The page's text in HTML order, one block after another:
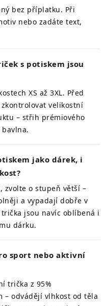
bez příplatku. Při
nebo zadáte text,
s potiskem jsou
XS až 3XL. Před
velikostní
– střih prémiového
jako dárek, i
zvolte o stupeň větší –
a vypadají dobře v
jsou navíc oblíbená i
dárku.
sport nebo aktivní
trička z 95%
– odvádějí vlhkost od těla